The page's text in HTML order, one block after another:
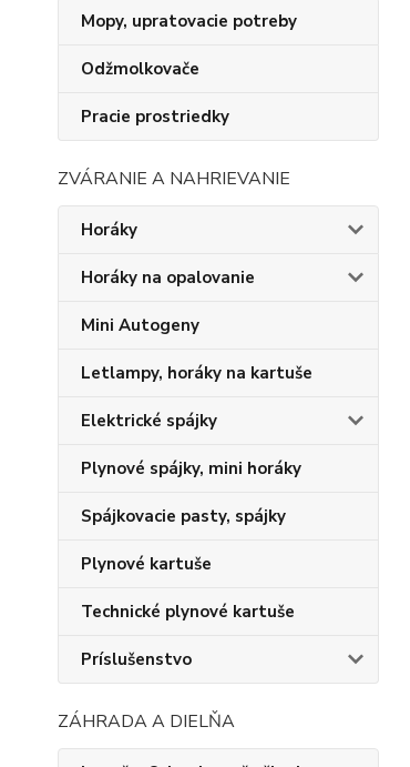
Mopy, upratovacie potreby
Odžmolkovače
Pracie prostriedky
ZVÁRANIE A NAHRIEVANIE
Horáky
Horáky na opalovanie
Mini Autogeny
Letlampy, horáky na kartuše
Elektrické spájky
Plynové spájky, mini horáky
Spájkovacie pasty, spájky
Plynové kartuše
Technické plynové kartuše
Príslušenstvo
ZÁHRADA A DIELŇA